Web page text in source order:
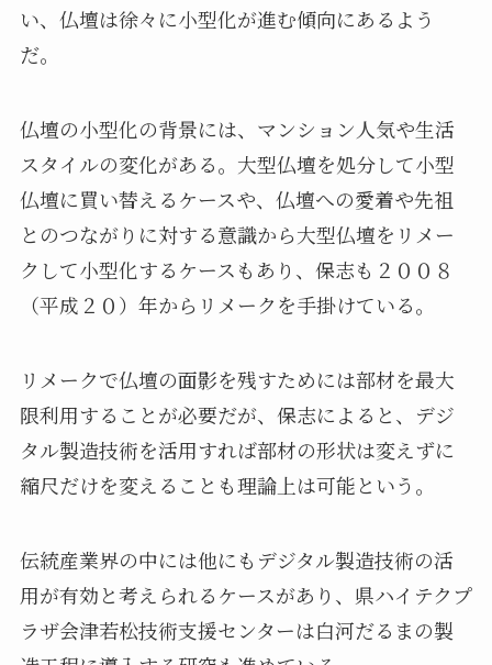
い、仏壇は徐々に小型化が進む傾向にあるよう
だ。
仏壇の小型化の背景には、マンション人気や生活
スタイルの変化がある。大型仏壇を処分して小型
仏壇に買い替えるケースや、仏壇への愛着や先祖
とのつながりに対する意識から大型仏壇をリメー
クして小型化するケースもあり、保志も２００８
（平成２０）年からリメークを手掛けている。
リメークで仏壇の面影を残すためには部材を最大
限利用することが必要だが、保志によると、デジ
タル製造技術を活用すれば部材の形状は変えずに
縮尺だけを変えることも理論上は可能という。
伝統産業界の中には他にもデジタル製造技術の活
用が有効と考えられるケースがあり、県ハイテクプ
ラザ会津若松技術支援センターは白河だるまの製